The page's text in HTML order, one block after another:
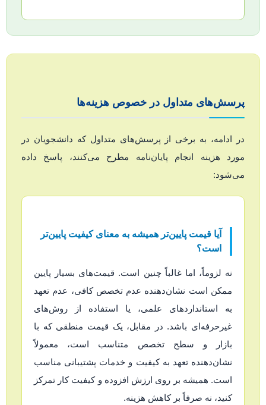
پرسش‌های متداول در خصوص هزینه‌ها
در ادامه، به برخی از پرسش‌های متداول که دانشجویان در
مورد هزینه انجام پایان‌نامه مطرح می‌کنند، پاسخ داده
می‌شود:
آیا قیمت پایین‌تر همیشه به معنای کیفیت پایین‌تر
است؟
نه لزوماً، اما غالباً چنین است. قیمت‌های بسیار پایین
ممکن است نشان‌دهنده عدم تخصص کافی، عدم تعهد
به استانداردهای علمی، یا استفاده از روش‌های
غیرحرفه‌ای باشد. در مقابل، یک قیمت منطقی که با
بازار و سطح تخصص متناسب است، معمولاً
نشان‌دهنده تعهد به کیفیت و خدمات پشتیبانی مناسب
است. همیشه بر روی ارزش افزوده و کیفیت کار تمرکز
کنید، نه صرفاً بر کاهش هزینه.